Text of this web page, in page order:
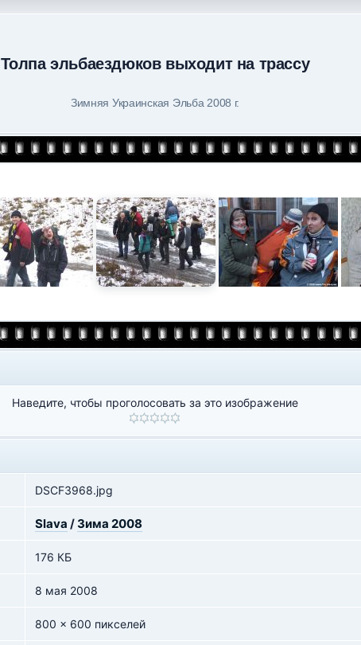
Толпа эльбаездюков выходит на трассу
Зимняя Украинская Эльба 2008 г.
Наведите, чтобы проголосовать за это изображение
DSCF3968.jpg
Slava / Зима 2008
176 КБ
8 мая 2008
800 x 600 пикселей